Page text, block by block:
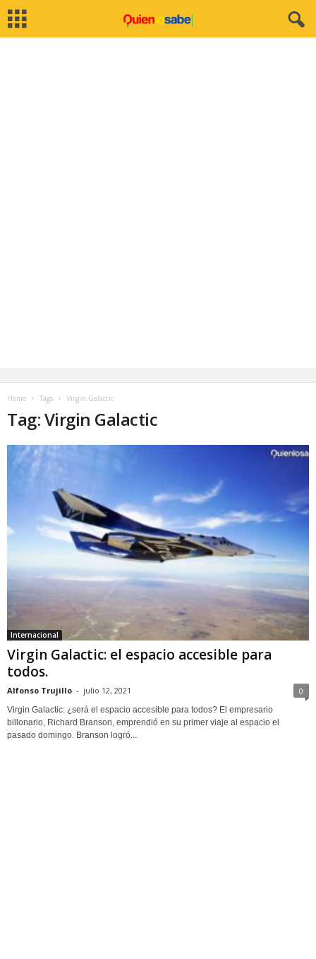
Home Tags Virgin Galactic
Tag: Virgin Galactic
Internacional
Virgin Galactic: el espacio accesible para
todos.
Alfonso Trujillo - julio 12, 2021 0
Virgin Galactic: ¿será el espacio accesible para todos? El empresario
billonario, Richard Branson, emprendió en su primer viaje al espacio el
pasado domingo. Branson logró...